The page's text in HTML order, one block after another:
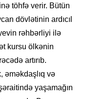
töhfə verir. Bütün
dövlətinin ardıcıl
rəhbərliyi ilə
kursu ölkənin
artırıb.
əməkdaşlıq və
yaşamağın